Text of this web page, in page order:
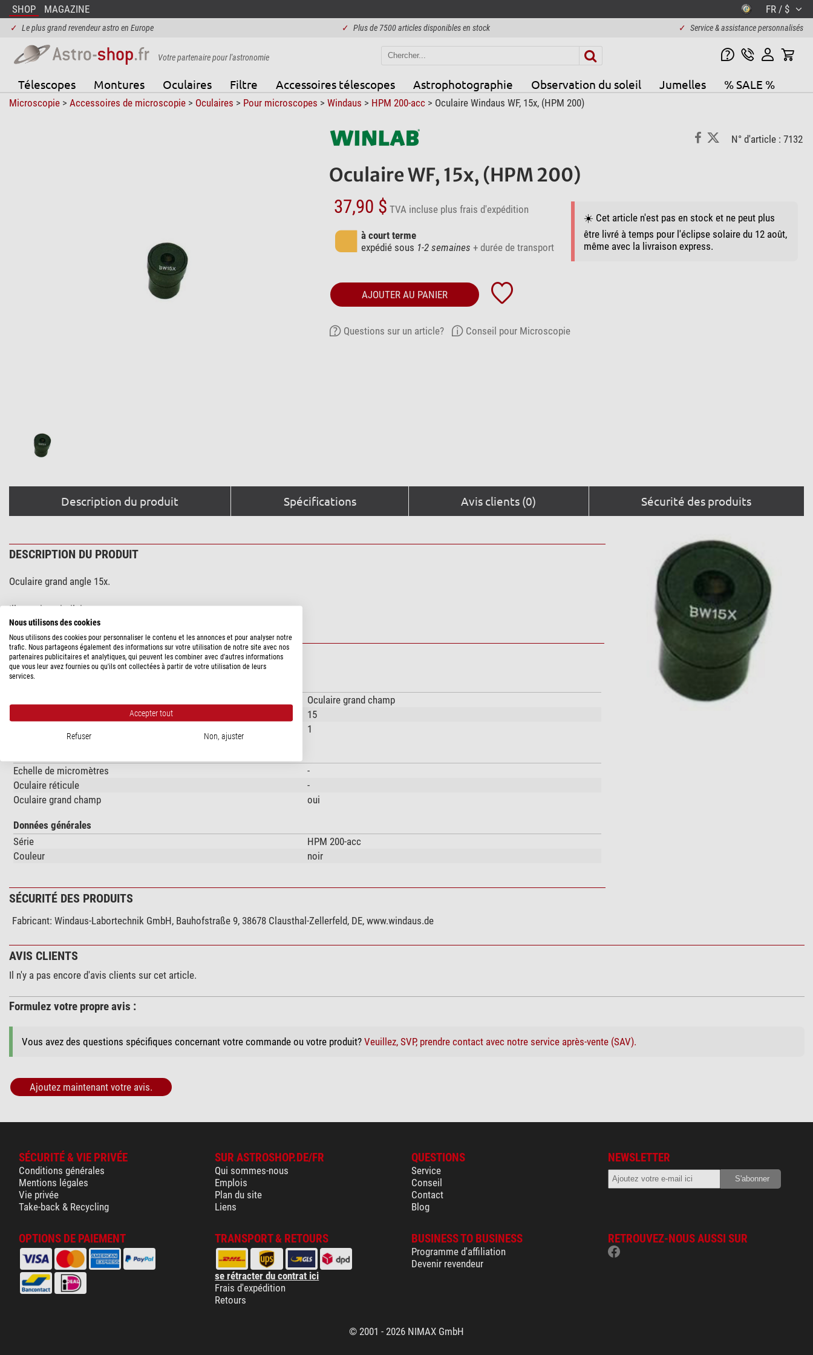
SHOP MAGAZINE FR / $
✓ Le plus grand revendeur astro en Europe ✓ Plus de 7500 articles disponibles en stock ✓ Service & assistance personnalisés
Votre partenaire pour l'astronomie
Télescopes Montures Oculaires Filtre Accessoires télescopes Astrophotographie Observation du soleil Jumelles % SALE %
Microscopie> Accessoires de microscopie> Oculaires > Pour microscopes > Windaus > HPM 200-acc> Oculaire Windaus WF, 15x, (HPM 200)
N° d'article : 7132
Oculaire WF, 15x, (HPM 200)
37,90 $ TVA incluse plus frais d'expédition
à court terme
expédié sous 1-2 semaines + durée de transport
☀️ Cet article n'est pas en stock et ne peut plus
être livré à temps pour l'éclipse solaire du 12 août,
même avec la livraison express.
AJOUTER AU PANIER
Questions sur un article? Conseil pour Microscopie
Description du produit Spécifications Avis clients (0) Sécurité des produits
DESCRIPTION DU PRODUIT
Oculaire grand angle 15x.
Illustration similaire.
SPÉCIFICATIONS
Oculaire grand champ
15
1
Echelle de micromètres
-
Oculaire réticule
-
Oculaire grand champ
oui
Données générales
Série
HPM 200-acc
Couleur
noir
SÉCURITÉ DES PRODUITS
Fabricant: Windaus-Labortechnik GmbH, Bauhofstraße 9, 38678 Clausthal-Zellerfeld, DE, www.windaus.de
AVIS CLIENTS
Il n'y a pas encore d'avis clients sur cet article.
Formulez votre propre avis :
Vous avez des questions spécifiques concernant votre commande ou votre produit? Veuillez, SVP, prendre contact avec notre service après-vente (SAV).
Ajoutez maintenant votre avis.
SÉCURITÉ & VIE PRIVÉE
Conditions générales
Mentions légales
Vie privée
Take-back & Recycling
SUR ASTROSHOP.DE/FR
Qui sommes-nous
Emplois
Plan du site
Liens
QUESTIONS
Service
Conseil
Contact
Blog
NEWSLETTER
OPTIONS DE PAIEMENT TRANSPORT & RETOURS
se rétracter du contrat ici
Frais d'expédition
Retours
BUSINESS TO BUSINESS
Programme d'affiliation
Devenir revendeur
RETROUVEZ-NOUS AUSSI SUR
© 2001 - 2026 NIMAX GmbH
Nous utilisons des cookies
Nous utilisons des cookies pour personnaliser le contenu et les annonces et pour analyser notre
trafic. Nous partageons également des informations sur votre utilisation de notre site avec nos
partenaires publicitaires et analytiques, qui peuvent les combiner avec d'autres informations
que vous leur avez fournies ou qu'ils ont collectées à partir de votre utilisation de leurs
services.
Accepter tout
Refuser Non, ajuster